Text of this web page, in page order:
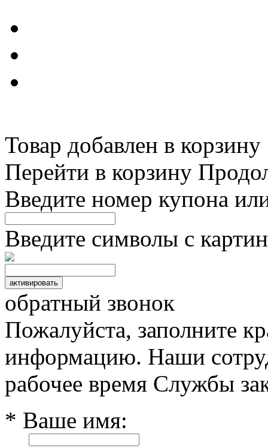
Товар добавлен в корзину
Перейти в корзину
Введите номер купона
Введите символы с
обратный звонок
Пожалуйста, заполните
информацию. Наши
рабочее время Службы
* Ваше имя: